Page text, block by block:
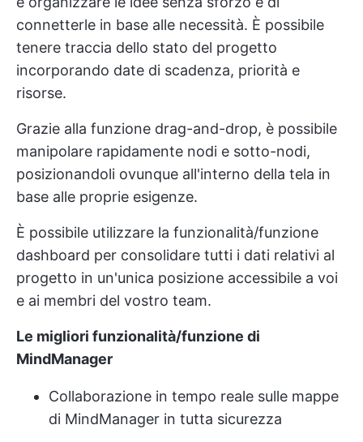
connetterle in base alle necessità. È possibile
tenere traccia dello stato del progetto
incorporando date di scadenza, priorità e
risorse.
Grazie alla funzione drag-and-drop, è possibile
manipolare rapidamente nodi e sotto-nodi,
posizionandoli ovunque all'interno della tela in
base alle proprie esigenze.
È possibile utilizzare la funzionalità/funzione
dashboard per consolidare tutti i dati relativi al
progetto in un'unica posizione accessibile a voi
e ai membri del vostro team.
Le migliori funzionalità/funzione di
MindManager
Collaborazione in tempo reale sulle mappe
di MindManager in tutta sicurezza